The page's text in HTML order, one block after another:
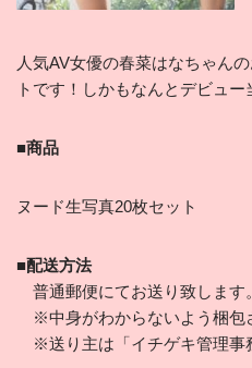
人気AV女優の春菜はなちゃん
トです！しかもなんとデビュー
■商品
ヌード生写真20枚セット
■配送方法
普通郵便にてお送り致します。
※中身がわからないよう梱包
※送り主は「イチゲキ管理事